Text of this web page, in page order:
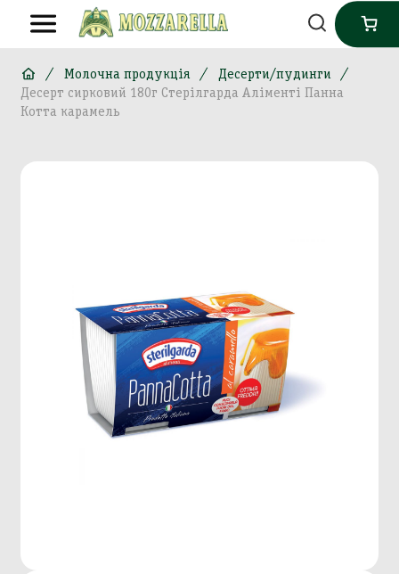
Молочна продукція
Десерти/пудинги
Десерт сирковий 180г Стерілгарда Аліменті Панна
Котта карамель